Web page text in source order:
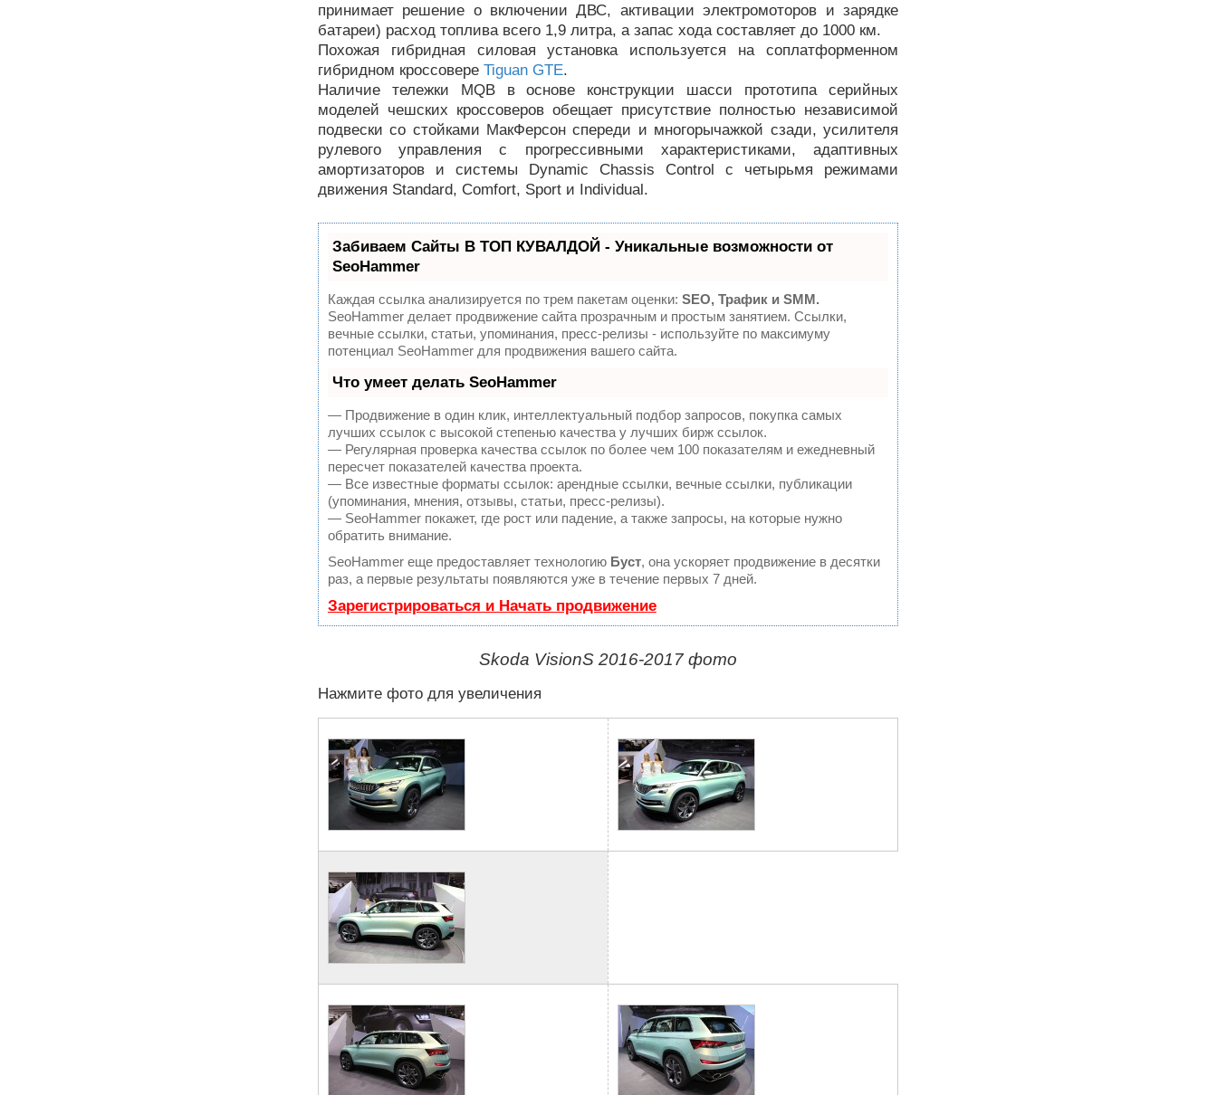
принимает решение о включении ДВС, активации электромоторов и зарядке
батареи) расход топлива всего 1,9 литра, а запас хода составляет до 1000 км.
Похожая гибридная силовая установка используется на соплатформенном
гибридном кроссовере Tiguan GTE.
Наличие тележки MQB в основе конструкции шасси прототипа серийных
моделей чешских кроссоверов обещает присутствие полностью независимой
подвески со стойками МакФерсон спереди и многорычажкой сзади, усилителя
рулевого управления с прогрессивными характеристиками, адаптивных
амортизаторов и системы Dynamic Chassis Control с четырьмя режимами
движения Standard, Comfort, Sport и Individual.
Забиваем Сайты В ТОП КУВАЛДОЙ - Уникальные возможности от
SeoHammer
Каждая ссылка анализируется по трем пакетам оценки: SEO, Трафик и SMM.
SeoHammer делает продвижение сайта прозрачным и простым занятием. Ссылки,
вечные ссылки, статьи, упоминания, пресс-релизы - используйте по максимуму
потенциал SeoHammer для продвижения вашего сайта.
Что умеет делать SeoHammer
— Продвижение в один клик, интеллектуальный подбор запросов, покупка самых
лучших ссылок с высокой степенью качества у лучших бирж ссылок.
— Регулярная проверка качества ссылок по более чем 100 показателям и ежедневный
пересчет показателей качества проекта.
— Все известные форматы ссылок: арендные ссылки, вечные ссылки, публикации
(упоминания, мнения, отзывы, статьи, пресс-релизы).
— SeoHammer покажет, где рост или падение, а также запросы, на которые нужно
обратить внимание.
SeoHammer еще предоставляет технологию Буст, она ускоряет продвижение в десятки
раз, а первые результаты появляются уже в течение первых 7 дней.
Зарегистрироваться и Начать продвижение
Skoda VisionS 2016-2017 фото
Нажмите фото для увеличения